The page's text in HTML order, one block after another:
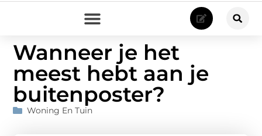
Wanneer je het
meest hebt aan je
buitenposter?
Woning En Tuin